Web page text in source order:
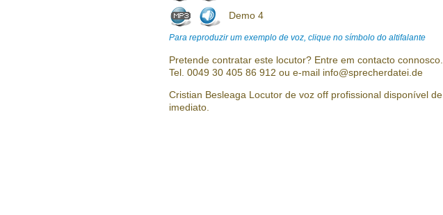
Demo 4
Para reproduzir um exemplo de voz, clique no símbolo do altifalante
Pretende contratar este locutor? Entre em contacto connosco.
Tel. 0049 30 405 86 912 ou e-mail info@sprecherdatei.de
Cristian Besleaga Locutor de voz off profissional disponível de
imediato.